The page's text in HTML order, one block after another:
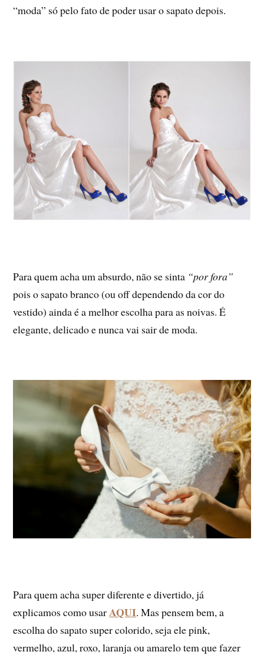
“moda” só pelo fato de poder usar o sapato depois.
Para quem acha um absurdo, não se sinta “por fora”
pois o sapato branco (ou off dependendo da cor do
vestido) ainda é a melhor escolha para as noivas. É
elegante, delicado e nunca vai sair de moda.
Para quem acha super diferente e divertido, já
explicamos como usarAQUI. Mas pensem bem, a
escolha do sapato super colorido, seja ele pink,
vermelho, azul, roxo, laranja ou amarelo tem que fazer